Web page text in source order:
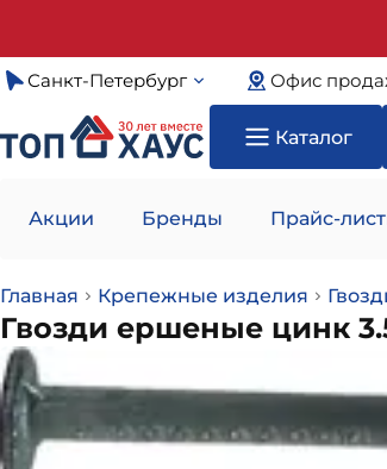
Санкт-Петербург Офис
Каталог
Акции Бренды Прайс-
Главная Крепежные изделия
Гвозди ершеные цинк